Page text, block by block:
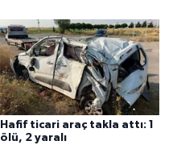
Hafif ticari araç takla attı: 1
ölü, 2 yaralı